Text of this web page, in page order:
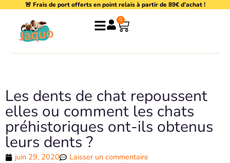
contenu
🚨 Frais de port offerts en point relais à partir de 89€ d’achat !
0
Panier
Les dents de chat repoussent
elles ou comment les chats
préhistoriques ont-ils obtenus
leurs dents ?
juin 29, 2020 Laisser un commentaire